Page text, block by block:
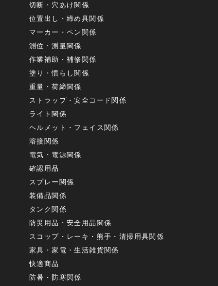
切断・穴あけ関係
位置出し・締め具関係
マーカー・ペン関係
測位・測量関係
作業補助・補修関係
塗り・慣らし関係
重量・荷締関係
ストラップ・安全コード関係
ライト関係
ヘルメット・フェイス関係
溶接関係
電気・電源関係
確認用品
スプレー関係
装備品関係
タンク関係
防災用品・安全用品関係
スコップ・レーキ・熊手・清掃用具関係
家具・家電・生活雑貨関係
快適商品
防暑・防寒関係